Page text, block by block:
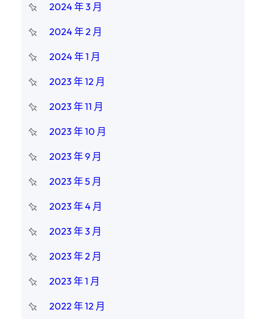
2024 年 3 月
2024 年 2 月
2024 年 1 月
2023 年 12 月
2023 年 11 月
2023 年 10 月
2023 年 9 月
2023 年 5 月
2023 年 4 月
2023 年 3 月
2023 年 2 月
2023 年 1 月
2022 年 12 月